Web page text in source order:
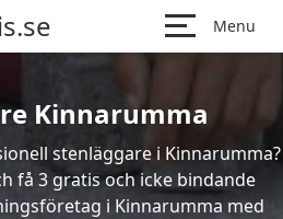
Menu
Kinnarumma
stenläggare i Kinnarumma?
få 3 gratis och icke bindande
i Kinnarumma med